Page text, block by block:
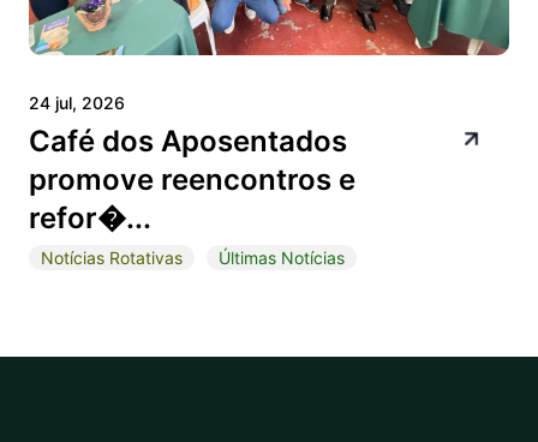
24 jul, 2026
Café dos Aposentados
promove reencontros e
refor�...
Notícias Rotativas Últimas Notícias